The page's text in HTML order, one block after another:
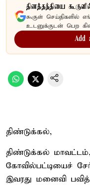
தினத்தந்தியை
கூகுள் செய்திகளில்
உடனுக்குடன் பெற
Add
திண்டுக்கல்,
திண்டுக்கல்
கோவில்பட்டியைச்
இவரது மனைவி